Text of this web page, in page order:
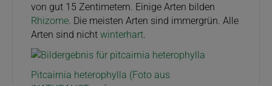
von gut 15 Zentimetern. Einige Arten bilden
Rhizome. Die meisten Arten sind immergrün. Alle
Arten sind nicht winterhart.
Pitcairnia heterophylla (Foto aus